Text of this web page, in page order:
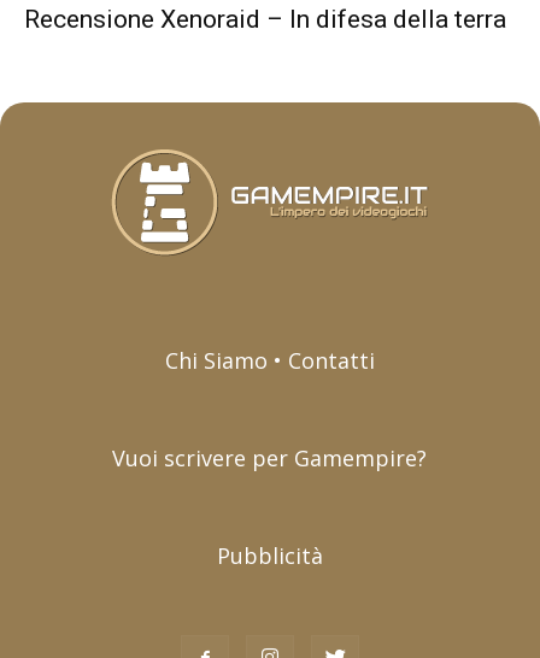
Recensione Xenoraid – In difesa della terra
Chi Siamo • Contatti
Vuoi scrivere per Gamempire?
Pubblicità